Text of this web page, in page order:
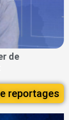
de
reportages